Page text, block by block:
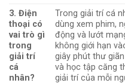
3. Điện
thoại có
vai trò gì
trong
giải trí
cá
nhân?
Trong giải trí cá
dùng xem phim,
động và lướt
không giới hạn
giây phút thư
và học tập căng
giải trí của mỗi